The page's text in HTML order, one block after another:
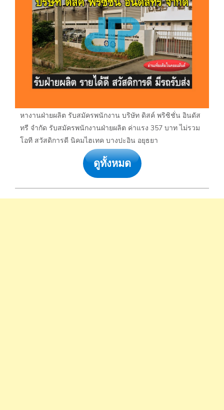
หางานฝ่ายผลิต รับสมัครพนักงาน บริษัท ดิสค์ พริซิชั่น อินดัส
ทรี จำกัด รับสมัครพนักงานฝ่ายผลิต ค่าแรง 357 บาท ไม่รวม
โอที สวัสดิการดี นิคมไฮเทค บางปะอิน อยุธยา
ดูทั้งหมด